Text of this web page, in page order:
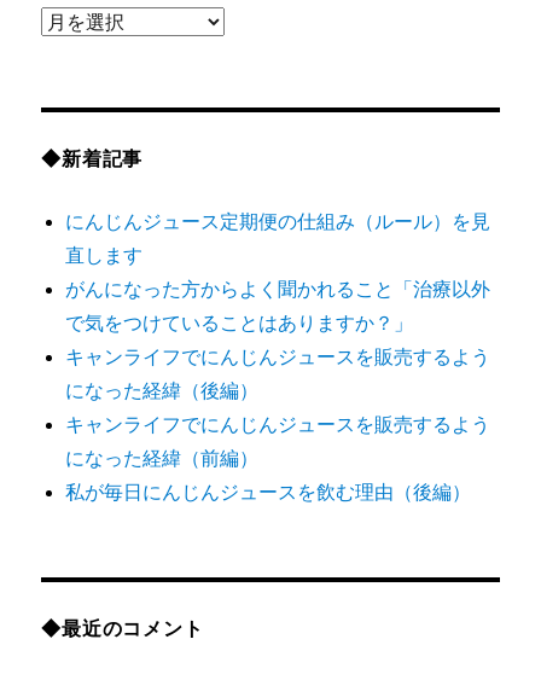
◆
ー
イ
◆新着記事
にんじんジュース定期便の仕組み（ルール）を見
直します
がんになった方からよく聞かれること「治療以外
で気をつけていることはありますか？」
キャンライフでにんじんジュースを販売するよう
になった経緯（後編）
キャンライフでにんじんジュースを販売するよう
になった経緯（前編）
私が毎日にんじんジュースを飲む理由（後編）
◆最近のコメント